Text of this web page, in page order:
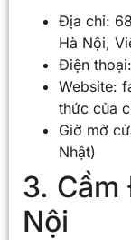
Địa chỉ:
Hà Nội,
Điện
Website:
thức của
Giờ mở
Nhật)
3. Cầm
Nội